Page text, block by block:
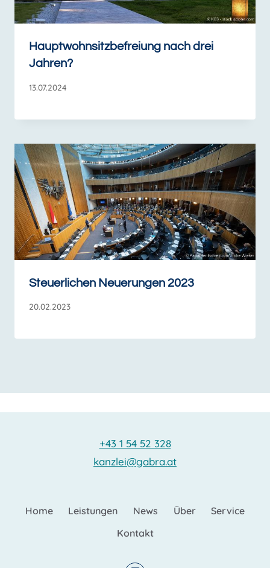
Hauptwohnsitzbefreiung nach drei
Jahren?
13.07.2024
Steuerlichen Neuerungen 2023
20.02.2023
+43 1 54 52 328
kanzlei@gabra.at
Home Leistungen News Über
Service
Kontakt